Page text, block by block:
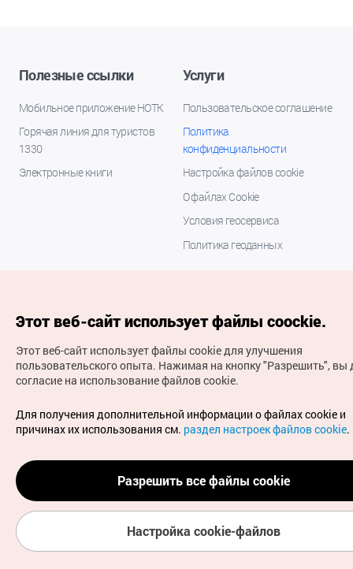
Полезные ссылки
Мобильное приложение НОТК
Горячая линия для туристов
1330
Электронные книги
Услуги
Пользовательское соглашение
Политика
конфиденциальности
Настройка файлов cookie
О файлах Cookie
Условия геосервиса
Политика геоданных
(с) Национальная организация туризма Кореи Все
права защищены
Для извещения об ошибках и проблемах, связанных с
работой веб-сайта, направляйте ваши запросы на
официальный адрес электронной почты
russian@knto.or.kr
Этот веб-сайт использует файлы coockie.
Этот веб-сайт использует файлы cookie для улучшения
пользовательского опыта. Нажимая на кнопку "Разрешить", вы
согласие на использование файлов cookie.
Для получения дополнительной информации о файлах cookie и
причинах их использования см. раздел настроек файлов cookie.
Разрешить все файлы cookie
Настройка cookie-файлов